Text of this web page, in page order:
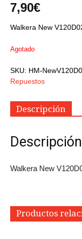
7,90€
Walkera New
Agotado
SKU: HM-
Repuestos
Descripción
Descripción
Walkera New
Productos